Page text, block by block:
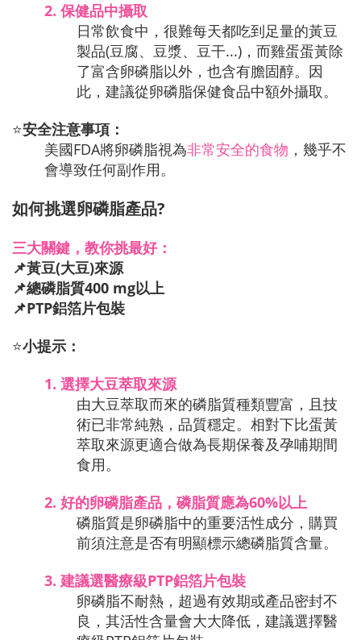
2. 保健品中攝取
日常飲食中，很難每天都吃到足量的黃豆
製品(豆腐、豆漿、豆干...)，而雞蛋蛋黃除
了富含卵磷脂以外，也含有膽固醇。因
此，建議從卵磷脂保健食品中額外攝取。
⭐安全注意事項：
美國FDA將卵磷脂視為非常安全的食物 ，幾乎不
會導致任何副作用。
如何挑選卵磷脂產品?
三大關鍵，教你挑最好：
📌黃豆(大豆)來源
📌總磷脂質400 mg以上
📌PTP鋁箔片包裝
⭐小提示：
1. 選擇大豆萃取來源
由大豆萃取而來的磷脂質種類豐富，且技
術已非常純熟，品質穩定。 相對下比蛋黃
萃取來源更適合做為長期保養及孕哺期間
食用。
2. 好的卵磷脂產品，磷脂質應為60%以上
磷脂質是卵磷脂中的重要活性成分，購買
前須注意是否有明顯標示總磷脂質含量。
3. 建議選醫療級PTP鋁箔片包裝
卵磷脂不耐熱，超過有效期或產品密封不
良，其活性含量會大大降低，建議選擇醫